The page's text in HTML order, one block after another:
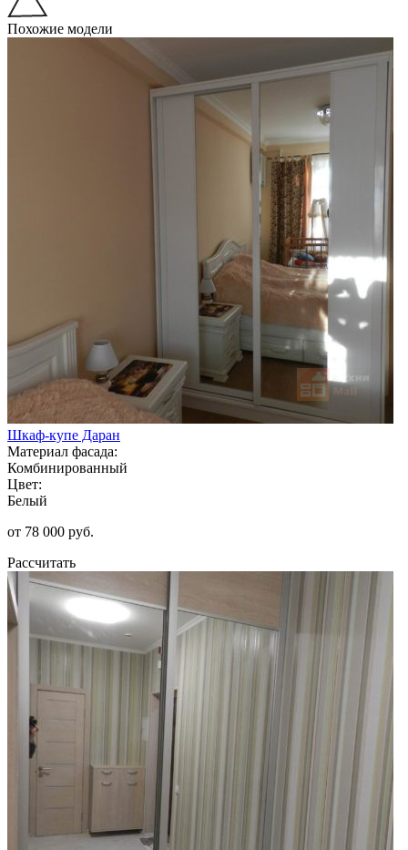
Похожие модели
Шкаф-купе Даран
Материал фасада:
Комбинированный
Цвет:
Белый
от 78 000 руб.
Рассчитать